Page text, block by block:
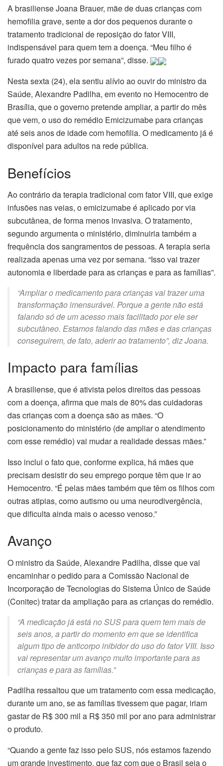
A brasiliense Joana Brauer, mãe de duas crianças com
hemofilia grave, sente a dor dos pequenos durante o
tratamento tradicional de reposição do fator VIII,
indispensável para quem tem a doença. “Meu filho é
furado quatro vezes por semana”, disse.
Nesta sexta (24), ela sentiu alívio ao ouvir do ministro da
Saúde, Alexandre Padilha, em evento no Hemocentro de
Brasília, que o governo pretende ampliar, a partir do mês
que vem, o uso do remédio Emicizumabe para crianças
até seis anos de idade com hemofilia. O medicamento já é
disponível para adultos na rede pública.
Benefícios
Ao contrário da terapia tradicional com fator VIII, que exige
infusões nas veias, o emicizumabe é aplicado por via
subcutânea, de forma menos invasiva. O tratamento,
segundo argumenta o ministério, diminuiria também a
frequência dos sangramentos de pessoas. A terapia seria
realizada apenas uma vez por semana. “Isso vai trazer
autonomia e liberdade para as crianças e para as famílias”.
“Ampliar o medicamento para crianças vai trazer uma
transformação imensurável. Porque a gente não está
falando só de um acesso mais facilitado por ele ser
subcutâneo. Estamos falando das mães e das crianças
conseguirem, de fato, aderir ao tratamento”, diz Joana.
Impacto para famílias
A brasiliense, que é ativista pelos direitos das pessoas
com a doença, afirma que mais de 80% das cuidadoras
das crianças com a doença são as mães. “O
posicionamento do ministério (de ampliar o atendimento
com esse remédio) vai mudar a realidade dessas mães.”
Isso inclui o fato que, conforme explica, há mães que
precisam desistir do seu emprego porque têm que ir ao
Hemocentro. “É pelas mães também que têm os filhos com
outras atipias, como autismo ou uma neurodivergência,
que dificulta ainda mais o acesso venoso.”
Avanço
O ministro da Saúde, Alexandre Padilha, disse que vai
encaminhar o pedido para a Comissão Nacional de
Incorporação de Tecnologias do Sistema Único de Saúde
(Conitec) tratar da ampliação para as crianças do remédio.
“A medicação já está no SUS para quem tem mais de
seis anos, a partir do momento em que se identifica
algum tipo de anticorpo inibidor do uso do fator VIII. Isso
vai representar um avanço muito importante para as
crianças e para as famílias.”
Padilha ressaltou que um tratamento com essa medicação,
durante um ano, se as famílias tivessem que pagar, iriam
gastar de R$ 300 mil a R$ 350 mil por ano para administrar
o produto.
“Quando a gente faz isso pelo SUS, nós estamos fazendo
um grande investimento, que faz com que o Brasil seja o